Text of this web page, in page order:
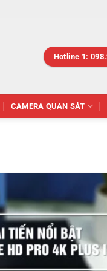
Hotline 1:
CAMERA QUAN SÁT